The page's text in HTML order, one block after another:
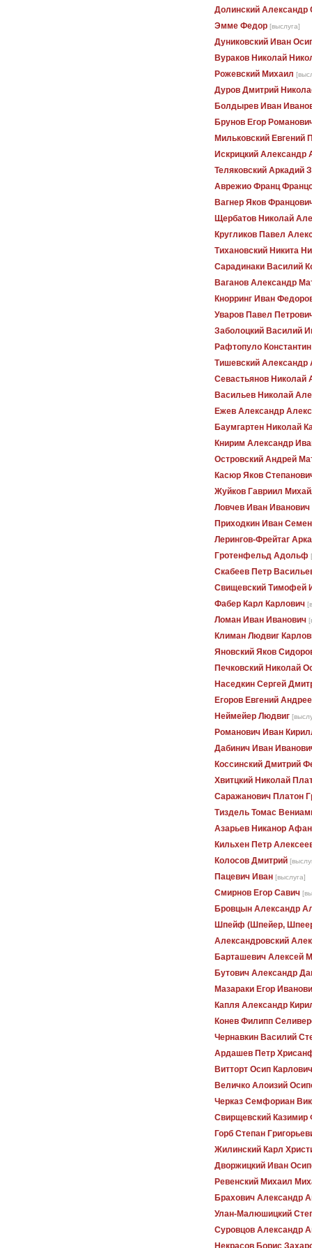
Долинский Александр
Эмме Федор [выслуга]
Дуниковский Иван
Вураков Николай
Рожевский Михаил
Дуров Дмитрий
Болдырев Иван
Брунов Егор
Мильковский Евгений
Искрицкий Александр
Теляковский Аркадий
Аврежио Франц
Вагнер Яков
Щербатов Николай
Кругликов Павел
Тихановский Никита
Сарадинаки Василий
Ваганов Александр
Кнорринг Иван
Уваров Павел
Заболоцкий Василий
Рафтопуло
Тишевский Александр
Севастьянов Николай
Васильев Николай
Ежев Александр
Баумгартен Николай
Книрим Александр
Островский Андрей
Касюр Яков
Жуйков Гавриил
Ловчев Иван Иванович
Приходкин Иван
Лерингов-Фрейтаг
Гротенфельд Адольф
Скабеев Петр
Свищевский Тимофей
Фабер Карл Карлович
Ломан Иван Иванович
Климан Людвиг
Яновский Яков
Печковский Николай
Наседкин Сергей
Егоров Евгений
Неймейер Людвиг
Романович Иван
Дабинич Иван
Коссинский Дмитрий
Хвитцкий Николай
Саражанович Платон
Тиздель Томас
Азарьев Никанор
Кильхен Петр
Колосов Дмитрий
Пацевич Иван [выслуга]
Смирнов Егор Савич
Бровцын Александр
Шпейф (Шпейер,
Александровский
Барташевич Алексей
Бутович Александр
Мазараки Егор
Капля Александр
Конев Филипп
Чернавкин Василий
Ардашев Петр
Витторт Осип Карлович
Величко Алоизий
Черказ Семфориан
Свирщевский Казимир
Горб Степан
Жилинский Карл
Дворжицкий Иван
Ревенский Михаил
Брахович Александр
Улан-Малюшицкий
Суровцов Александр
Некрасов Борис